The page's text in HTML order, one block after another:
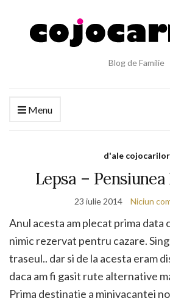
Blog de Familie
Menu
d'ale cojocarilor
Lepsa –
23 iulie 2014 Niciun
Anul acesta am plecat prima data
nimic rezervat pentru cazare.
traseul.. dar si de la acesta eram
daca am fi gasit rute alternative
Prima destinatie a minivacantei